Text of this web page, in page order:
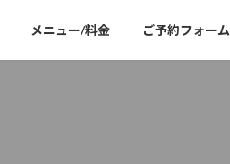
メニュー/料金 ご予約フォーム